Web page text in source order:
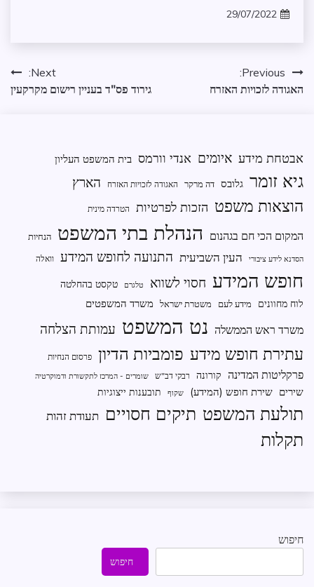
29/07/2022
ניווטPrevious:
האגודה לזכויות האזרח
Next:
גירוד פס"ד בעניין רישום מקרקעין
אבטחת מידע איומים אנדי וורמס בית המשפט העליון
גיא זומר גלובס דה מרקר האגודה לזכויות האזרח הארץ
הוצאות משפט הזכות לפרטיות הטרדה מינית
המקום הכי חם בגהנום הנהלת בתי המשפט הנחיות
הסדנא לידע ציבורי העין השביעית התנועה לחופש המידע וואלה
חופש המידע חסוי לשווא טלגרם
טקסט בהחלטה
לוח מחוונים
מידע לעם משטרת ישראל משרד המשפטים
משרד ראש הממשלה נט המשפט עמותת הצלחה
עתירת חופש מידע פומביות הדיון פרסום הנחיות
פרקליטות המדינה קורונה רבקי דב"ש שומרים - המרכז לתקשורת ודמוקרטיה
שירים שירת חופש (המידע) שקוף תובענות ייצוגיות
תולעת המשפט תיקים חסויים תעודת זהות
תקלות
חיפוש
חיפוש